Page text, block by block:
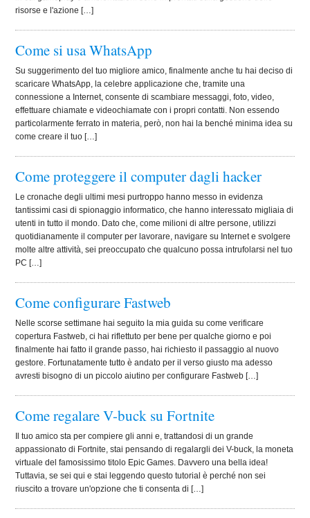
risorse e l'azione […]
Come si usa WhatsApp
Su suggerimento del tuo migliore amico, finalmente anche tu hai deciso di
scaricare WhatsApp, la celebre applicazione che, tramite una
connessione a Internet, consente di scambiare messaggi, foto, video,
effettuare chiamate e videochiamate con i propri contatti. Non essendo
particolarmente ferrato in materia, però, non hai la benché minima idea su
come creare il tuo […]
Come proteggere il computer dagli hacker
Le cronache degli ultimi mesi purtroppo hanno messo in evidenza
tantissimi casi di spionaggio informatico, che hanno interessato migliaia di
utenti in tutto il mondo. Dato che, come milioni di altre persone, utilizzi
quotidianamente il computer per lavorare, navigare su Internet e svolgere
molte altre attività, sei preoccupato che qualcuno possa intrufolarsi nel tuo
PC […]
Come configurare Fastweb
Nelle scorse settimane hai seguito la mia guida su come verificare
copertura Fastweb, ci hai riflettuto per bene per qualche giorno e poi
finalmente hai fatto il grande passo, hai richiesto il passaggio al nuovo
gestore. Fortunatamente tutto è andato per il verso giusto ma adesso
avresti bisogno di un piccolo aiutino per configurare Fastweb […]
Come regalare V-buck su Fortnite
Il tuo amico sta per compiere gli anni e, trattandosi di un grande
appassionato di Fortnite, stai pensando di regalargli dei V-buck, la moneta
virtuale del famosissimo titolo Epic Games. Davvero una bella idea!
Tuttavia, se sei qui e stai leggendo questo tutorial è perché non sei
riuscito a trovare un'opzione che ti consenta di […]